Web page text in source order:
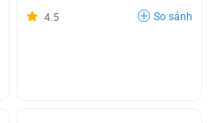
4.5 So sánh